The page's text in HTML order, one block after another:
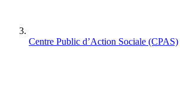
Centre Public d’Action Sociale (CPAS)